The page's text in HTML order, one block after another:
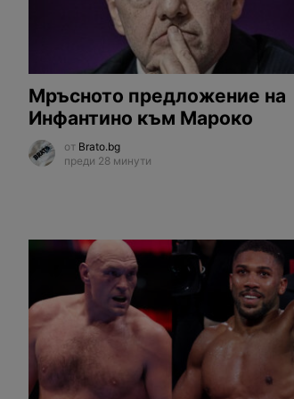
Мръсното предложение на
Инфантино към Мароко
от Brato.bg
преди 28 минути